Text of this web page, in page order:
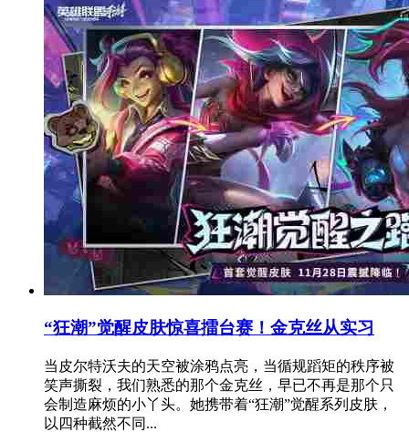
“狂潮”觉醒皮肤惊喜擂台赛！金克丝从实习
当皮尔特沃夫的天空被涂鸦点亮，当循规蹈矩的秩序被
笑声撕裂，我们熟悉的那个金克丝，早已不再是那个只
会制造麻烦的小丫头。她携带着“狂潮”觉醒系列皮肤，
以四种截然不同...